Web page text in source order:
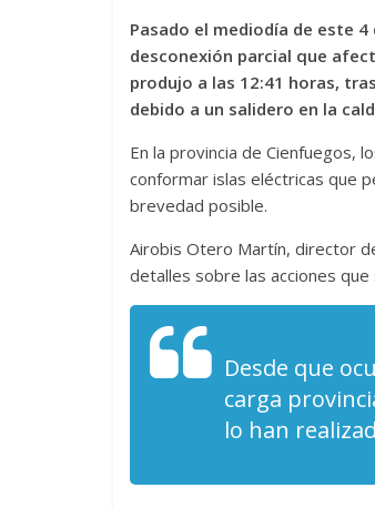
Pasado el mediodía de este
desconexión parcial que
produjo a las 12:41 horas,
debido a un salidero en la
En la provincia de Cienfuegos,
conformar islas eléctricas que
brevedad posible.
Airobis Otero Martín, director
detalles sobre las acciones
Desde que
carga
lo han